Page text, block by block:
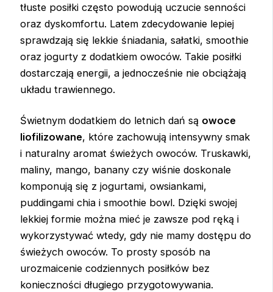
tłuste posiłki często powodują uczucie senności
oraz dyskomfortu. Latem zdecydowanie lepiej
sprawdzają się lekkie śniadania, sałatki, smoothie
oraz jogurty z dodatkiem owoców. Takie posiłki
dostarczają energii, a jednocześnie nie obciążają
układu trawiennego.
Świetnym dodatkiem do letnich dań są owoce
liofilizowane, które zachowują intensywny smak
i naturalny aromat świeżych owoców. Truskawki,
maliny, mango, banany czy wiśnie doskonale
komponują się z jogurtami, owsiankami,
puddingami chia i smoothie bowl. Dzięki swojej
lekkiej formie można mieć je zawsze pod ręką i
wykorzystywać wtedy, gdy nie mamy dostępu do
świeżych owoców. To prosty sposób na
urozmaicenie codziennych posiłków bez
konieczności długiego przygotowywania.